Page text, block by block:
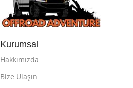
Kurumsal
Hakkımızda
Bize Ulaşın